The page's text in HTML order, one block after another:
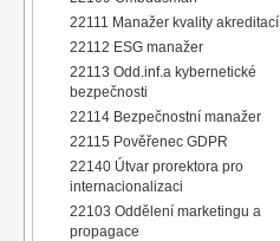
22111 Manažer kvality akreditací
22112 ESG manažer
22113 Odd.inf.a kybernetické
bezpečnosti
22114 Bezpečnostní manažer
22115 Pověřenec GDPR
22140 Útvar prorektora pro
internacionalizaci
22103 Oddělení marketingu a
propagace